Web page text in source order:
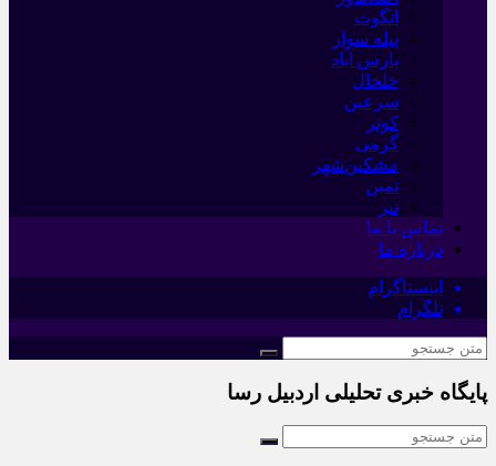
انگوت
بیله سوار
پارس آباد
خلخال
سرعین
کوثر
گرمی
مشکین‌شهر
نمین
نیر
تماس با ما
درباره ما
اینستاگرام
تلگرام
پایگاه خبری تحلیلی اردبیل رسا